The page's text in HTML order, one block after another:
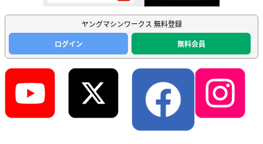
ヤングマシンワークス 無料登録
ログイン
無料会員